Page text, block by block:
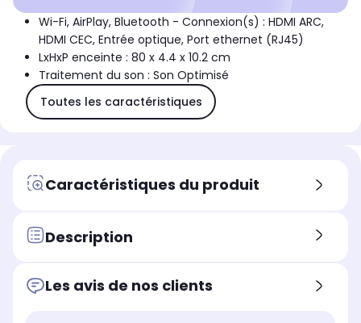
Wi-Fi, AirPlay, Bluetooth - Connexion(s) : HDMI ARC,
HDMI CEC, Entrée optique, Port ethernet (RJ45)
LxHxP enceinte : 80 x 4.4 x 10.2 cm
Traitement du son : Son Optimisé
Toutes les caractéristiques
Caractéristiques du produit
Description
Les avis de nos clients